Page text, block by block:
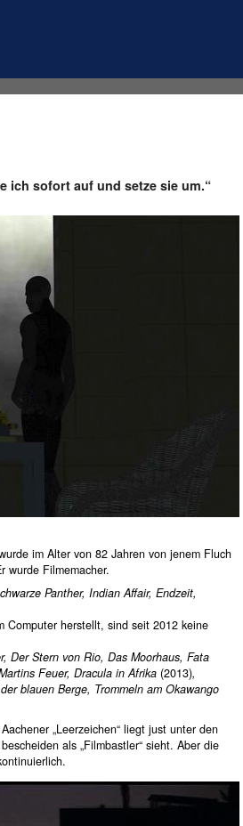
ich sofort auf und setze sie um.“
im Alter von 82 Jahren von jenem Fluch
wurde Filmemacher.
Panther, Indian Affair, Endzeit,
Computer herstellt, sind seit 2012 keine
Der Stern von Rio, Das Moorhaus, Fata
Feuer, Dracula in Afrika (2013),
blauen Berge, Trommeln am Okawango
„Leerzeichen“ liegt just unter den
als „Filmbastler“ sieht. Aber die